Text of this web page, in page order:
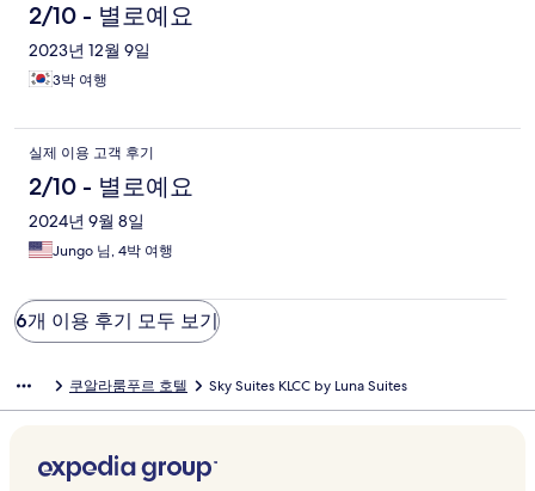
2/10 - 별로예요
2023년 12월 9일
3박 여행
실제 이용 고객 후기
2/10 - 별로예요
2024년 9월 8일
Jungo 님, 4박 여행
6개 이용 후기 모두 보기
쿠알라룸푸르 호텔 Sky Suites KLCC by Luna Suites